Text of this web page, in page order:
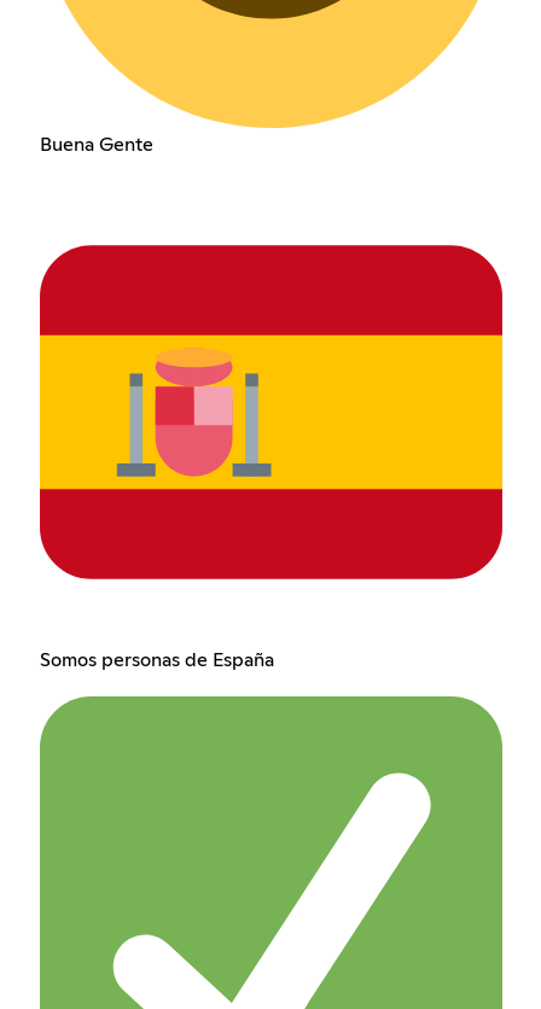
Buena Gente
Somos personas de España